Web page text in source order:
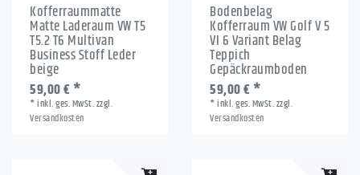
Kofferraummatte
Matte Laderaum VW T5
T5.2 T6 Multivan
Business Stoff Leder
beige
59,00 € *
*inkl. ges. MwSt.zzgl.
Versandkosten
Bodenbelag
Kofferraum VW Golf V 5
VI 6 Variant Belag
Teppich
Gepäckraumboden
59,00 € *
*inkl. ges. MwSt.zzgl.
Versandkosten